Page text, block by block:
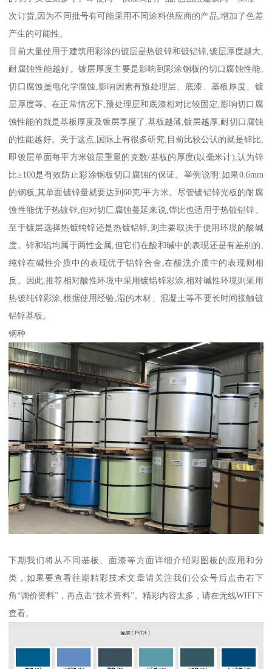
次订货,因为不同批号有可能采用不同涂料供应商的产品,增加了色差
产生的可能性。
目前大量使用于建筑用彩涂的镀层是热镀锌和镀铝锌,镀层厚度越大,
耐腐蚀性能越好。镀层厚度主要是影响到彩涂钢板的切口腐蚀性能,
切口腐蚀是电化学腐蚀,影响因素有预处理层、底漆、基板厚度、镀
层厚度等。在正常情况下,预处理层和底漆相对比较固定,影响切口腐
蚀性能的就是基板厚度及镀层享度了,基板越薄,镀层越厚,耐切口腐蚀
的性能越好。关于这点,国际上有很多研究,目前比较公认的就是锌比,
即镀层单面每平方米镀层重量的克数/基板的厚度(以毫米计),认为锌
比≥100是有效防止彩涂钢板切口腐蚀的保证。举例说明:如果0.6mm
的钢板,其单面镀锌量就要达到60克/平方米。尽管镀铝锌光板的耐腐
蚀性能优于热镀锌,但对切匚腐蚀蔓延来说,铧比也适用于热镀铝锌。
至于镀层选择热镀纯锌还是热镀铝锌,则主要取决于使用环境的酸碱
度。锌和铝均属于两性金属,但它们在酸和碱中的表现还是有差别的,
纯锌在碱性介质中的表现优于铝锌合金,在酸洗介质中的表现则相
反。因此,推荐相对酸性环境中采用镀铝锌彩涂,相对碱性环境则采用
热镀纯锌彩涂,根据使用经验,湿的木材、混凝土等不要长时间接触镀
铝锌基板。
钢种
下期我们将从不同基板、面漆等方面详细介绍彩图板的应用和分
类，如果要查看往期精彩技术文章请关注我们公众号后点击右下
角“调价资料”，再点击“技术资料”。精彩内容太多，请在无线WIFI下
查看。